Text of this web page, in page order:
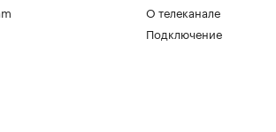
О телеканале
Подключение